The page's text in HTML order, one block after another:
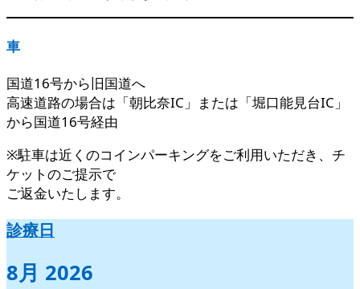
車
国道16号から旧国道へ
高速道路の場合は「朝比奈IC」または「堀口能見台IC」
から国道16号経由
※駐車は近くのコインパーキングをご利用いただき、チ
ケットのご提示で
ご返金いたします。
診療日
8月 2026